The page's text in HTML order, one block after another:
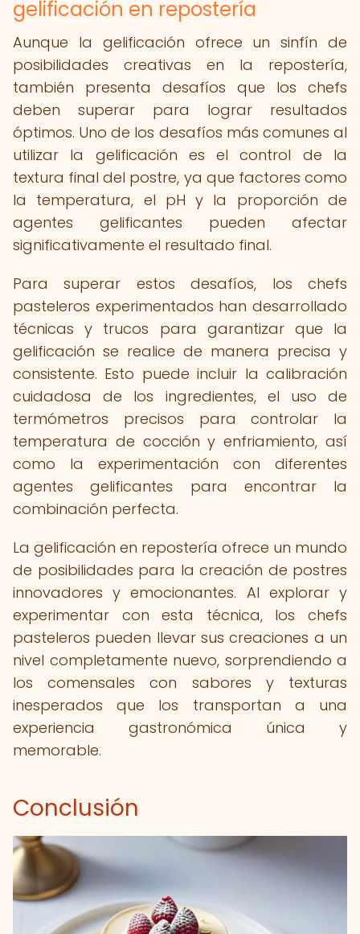
gelificación en repostería
Aunque la gelificación ofrece un sinfín de
posibilidades creativas en la repostería,
también presenta desafíos que los chefs
deben superar para lograr resultados
óptimos. Uno de los desafíos más comunes al
utilizar la gelificación es el control de la
textura final del postre, ya que factores como
la temperatura, el pH y la proporción de
agentes gelificantes pueden afectar
significativamente el resultado final.
Para superar estos desafíos, los chefs
pasteleros experimentados han desarrollado
técnicas y trucos para garantizar que la
gelificación se realice de manera precisa y
consistente. Esto puede incluir la calibración
cuidadosa de los ingredientes, el uso de
termómetros precisos para controlar la
temperatura de cocción y enfriamiento, así
como la experimentación con diferentes
agentes gelificantes para encontrar la
combinación perfecta.
La gelificación en repostería ofrece un mundo
de posibilidades para la creación de postres
innovadores y emocionantes. Al explorar y
experimentar con esta técnica, los chefs
pasteleros pueden llevar sus creaciones a un
nivel completamente nuevo, sorprendiendo a
los comensales con sabores y texturas
inesperados que los transportan a una
experiencia gastronómica única y
memorable.
Conclusión